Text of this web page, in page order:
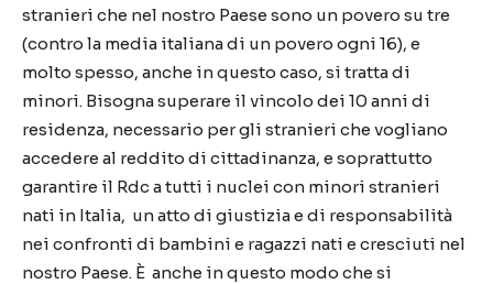
stranieri che nel nostro Paese sono un povero su tre
(contro la media italiana di un povero ogni 16), e
molto spesso, anche in questo caso, si tratta di
minori. Bisogna superare il vincolo dei 10 anni di
residenza, necessario per gli stranieri che vogliano
accedere al reddito di cittadinanza, e soprattutto
garantire il Rdca tutti i nuclei con minori stranieri
nati in Italia, unatto di giustizia e di responsabilità
nei confronti di bambini e ragazzi nati e cresciuti nel
nostro Paese. È anche in questo modo che si